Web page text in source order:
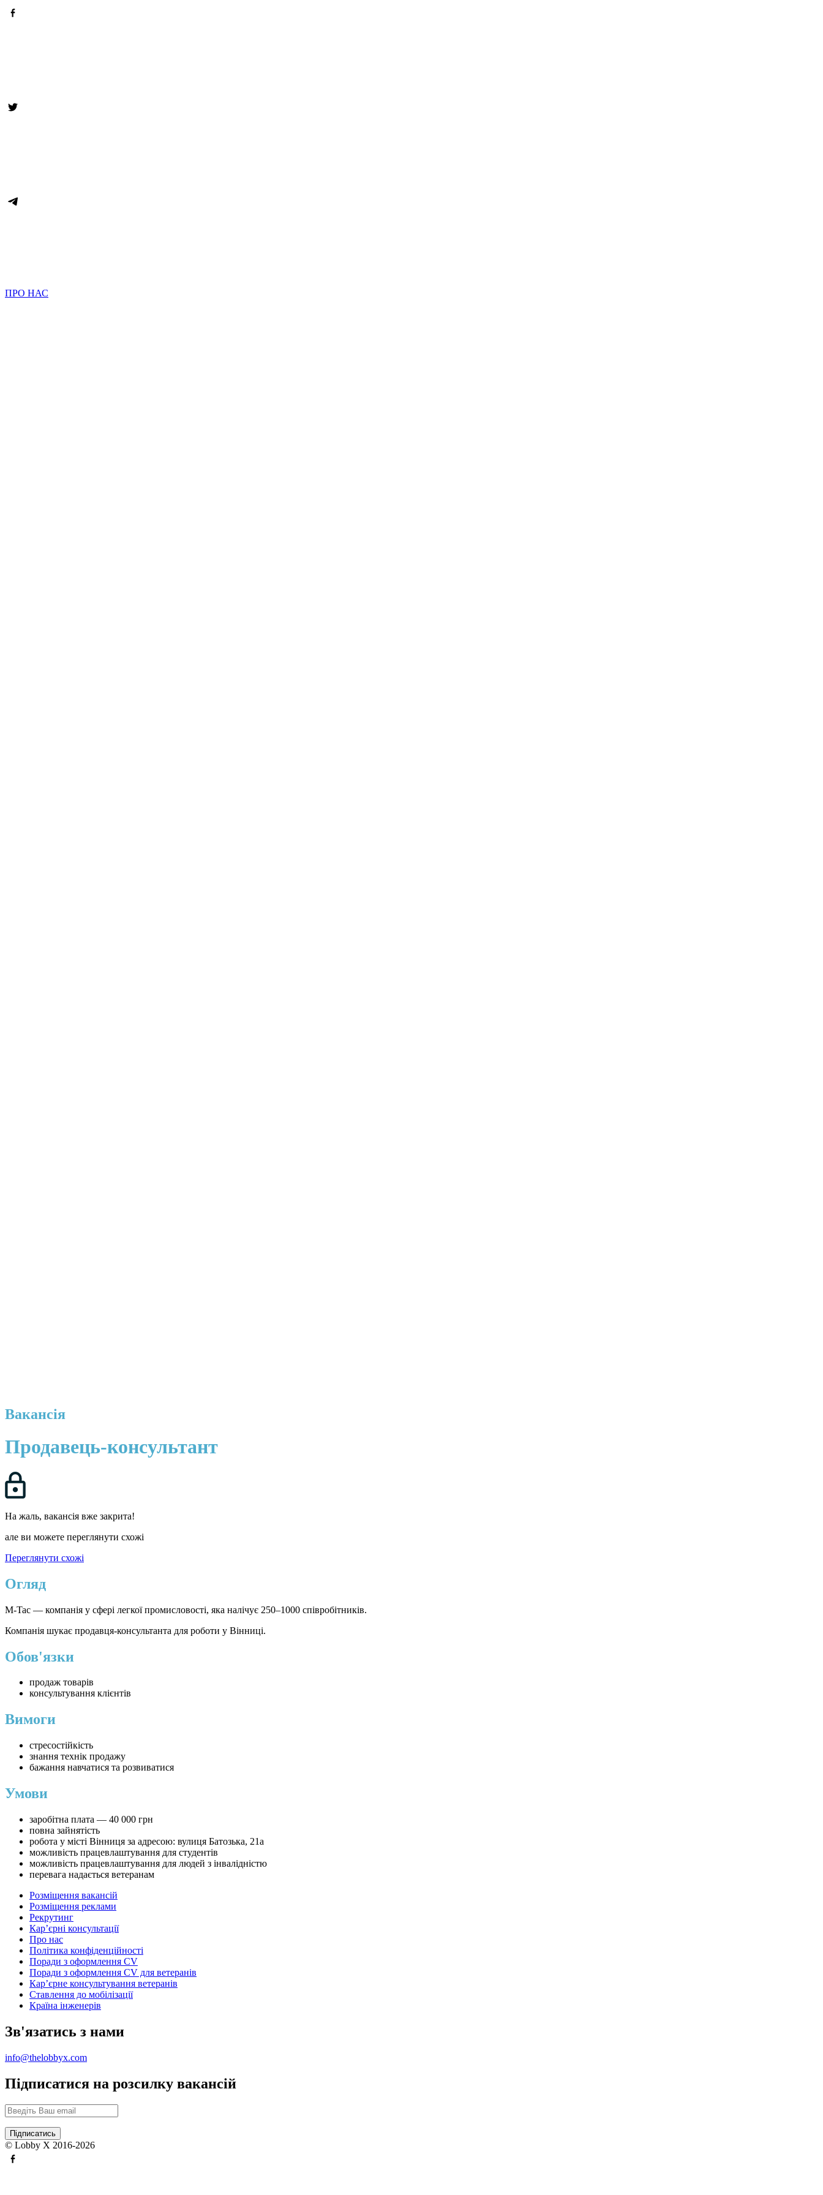
ПРО НАС
Вакансія
Продавець-консультант
На жаль, вакансія вже закрита!
але ви можете переглянути схожі
Переглянути схожі
Огляд
M-Tac — компанія у сфері легкої промисловості, яка налічує 250–1000 співробітників.
Компанія шукає продавця-консультанта для роботи у Вінниці.
Обов'язки
продаж товарів
консультування клієнтів
Вимоги
стресостійкість
знання технік продажу
бажання навчатися та розвиватися
Умови
заробітна плата — 40 000 грн
повна зайнятість
робота у місті Вінниця за адресою: вулиця Батозька, 21а
можливість працевлаштування для студентів
можливість працевлаштування для людей з інвалідністю
перевага надається ветеранам
Розміщення вакансій
Розміщення реклами
Рекрутинг
Карʼєрні консультації
Про нас
Політика конфіденційності
Поради з оформлення CV
Поради з оформлення CV для ветеранів
Карʼєрне консультування ветеранів
Ставлення до мобілізації
Країна інженерів
Зв'язатись з нами
info@thelobbyx.com
Підписатися на розсилку вакансій
© Lobby X 2016-2026